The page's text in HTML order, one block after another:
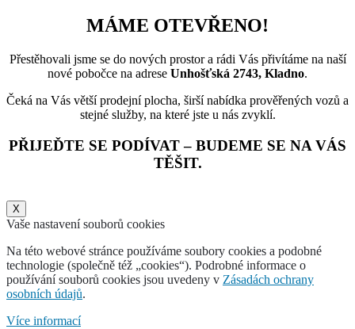
MÁME OTEVŘENO!
Přestěhovali jsme se do nových prostor a rádi Vás přivítáme na naší
nové pobočce na adrese Unhošťská 2743, Kladno.
Čeká na Vás větší prodejní plocha, širší nabídka prověřených vozů a
stejné služby, na které jste u nás zvyklí.
PŘIJEĎTE SE PODÍVAT – BUDEME SE NA VÁS
TĚŠIT.
X
Vaše nastavení souborů cookies
Na této webové stránce používáme soubory cookies a podobné
technologie (společně též „cookies“). Podrobné informace o
používání souborů cookies jsou uvedeny v Zásadách ochrany
osobních údajů.
Více informací